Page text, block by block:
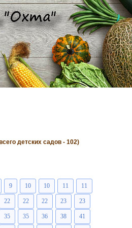
детских садов - 102)
9 10 10 11 11
22 22 22 23 23
35 35 36 38 41